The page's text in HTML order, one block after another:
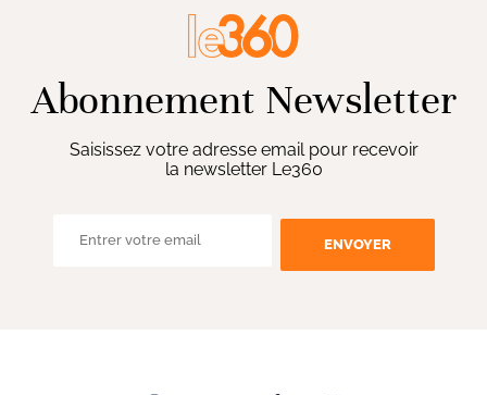
Abonnement Newsletter
Saisissez votre adresse email pour recevoir
la newsletter Le360
ENVOYER